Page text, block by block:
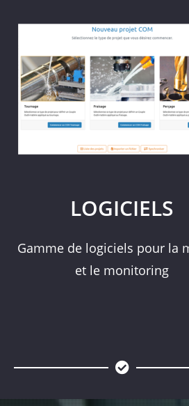
LOGICIELS
Gamme de logiciels pour la
et le monitoring